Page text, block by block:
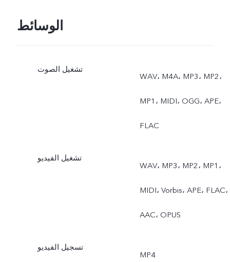
الوسائط
تشغيل الصوت
WAV، M4A، MP3، MP2،
MP1، MIDI، OGG، APE،
FLAC
تشغيل الفيديو
WAV، MP3، MP2، MP1،
MIDI، Vorbis، APE، FLAC،
AAC، OPUS
تسجيل الفيديو
MP4